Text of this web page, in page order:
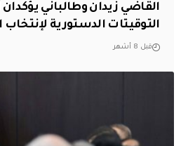
القاضي زيدان وطالباني
التوقيتات الدستورية لإنتخاب
قبل 8 أشهر